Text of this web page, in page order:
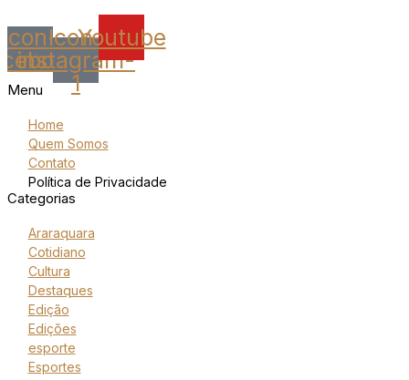
Icon-Icon-
instagram-
1
Youtube
Menu
Home
Quem Somos
Contato
Política de Privacidade
Categorias
Araraquara
Cotidiano
Cultura
Destaques
Edição
Edições
esporte
Esportes